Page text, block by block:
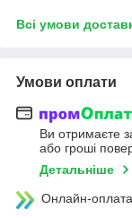
Всі умови
Умови оплати
Ви отримаєте
або гроші
Детальніше
Онлайн-